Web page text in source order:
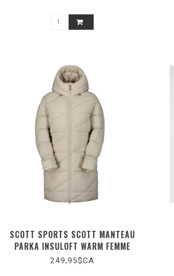
SCOTT SPORTS SCOTT MANTEAU
PARKA INSULOFT WARM FEMME
249,95$CA